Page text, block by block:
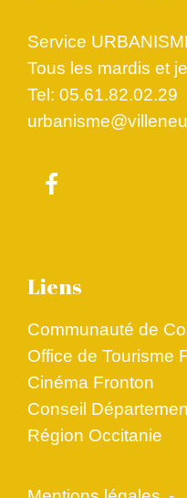
Service
Tous les mardis et
Tel: 05.61.82.02.29
Liens
Communauté de
Office de Tourisme
Cinéma Fronton
Conseil
Région Occitanie